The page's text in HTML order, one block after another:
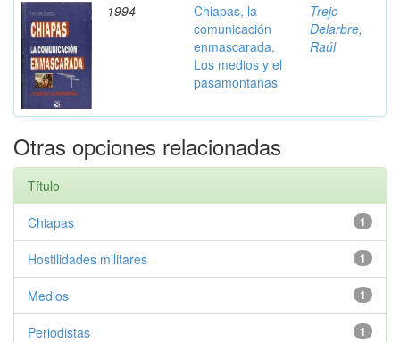
1994
Chiapas, la
comunicación
enmascarada.
Los medios y el
pasamontañas
Trejo
Delarbre,
Raúl
Otras opciones relacionadas
Título
1
Chiapas
1
Hostilidades militares
1
Medios
1
Periodistas